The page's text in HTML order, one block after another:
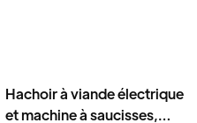
Hachoir à viande électrique
et machine à saucisses,